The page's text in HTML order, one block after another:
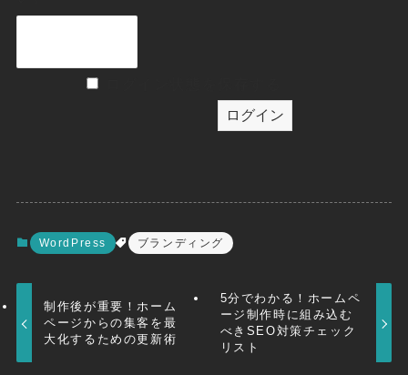
WordPress ブランディング
制作後が重要！ホーム
ページからの集客を最
大化するための更新術
5分でわかる！ホームペ
ージ制作時に組み込む
べきSEO対策チェック
リスト